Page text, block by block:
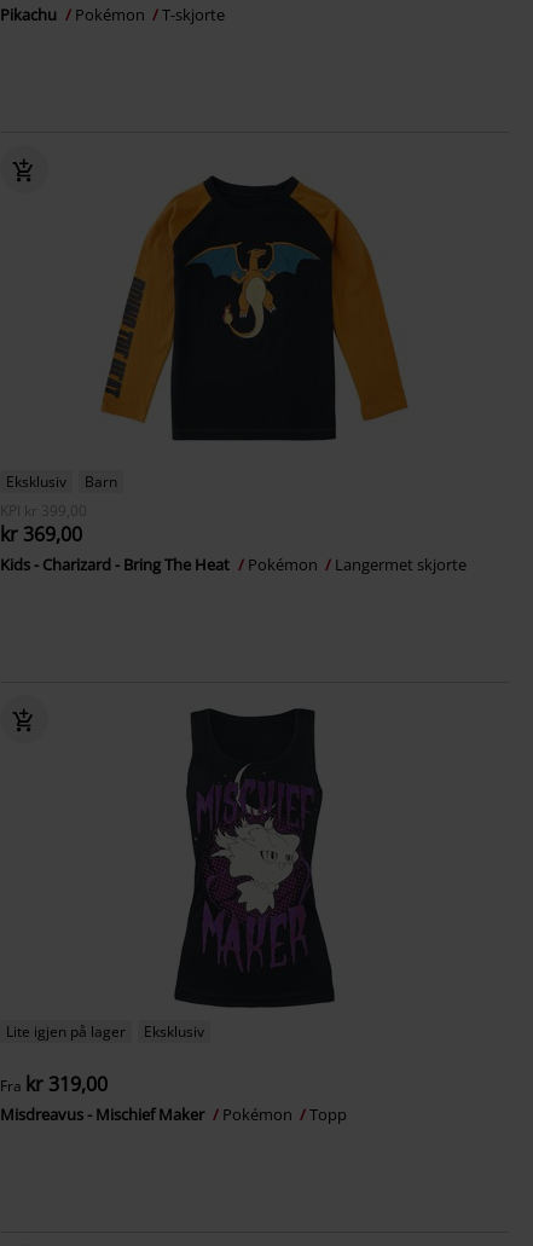
Pikachu Pokémon T-skjorte
Eksklusiv
Barn
KPI
kr 399,00
kr 369,00
Kids - Charizard - Bring The Heat Pokémon Langermet skjorte
Lite igjen på lager Eksklusiv
Fra kr 319,00
Misdreavus - Mischief Maker Pokémon Topp